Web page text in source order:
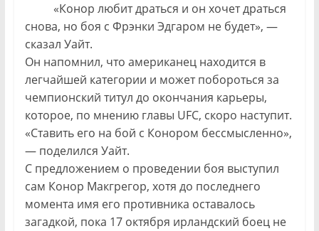
«Конор любит драться и он хочет драться
снова, но боя с Фрэнки Эдгаром не будет», —
сказал Уайт.
Он напомнил, что американец находится в
легчайшей категории и может побороться за
чемпионский титул до окончания карьеры,
которое, по мнению главы UFC, скоро наступит.
«Ставить его на бой с Конором бессмысленно»,
— поделился Уайт.
С предложением о проведении боя выступил
сам Конор Макгрегор, хотя до последнего
момента имя его противника оставалось
загадкой, пока 17 октября ирландский боец не